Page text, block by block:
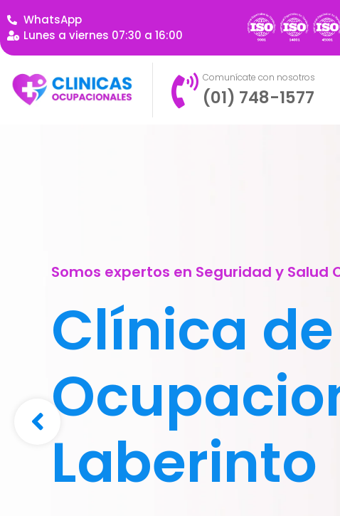
WhatsApp
Lunes a viernes 07:30 a 16:00
Comunícate con nosotros
(01) 748-1577
Somos expertos en Seguridad y Salud
Clínica
Laberinto